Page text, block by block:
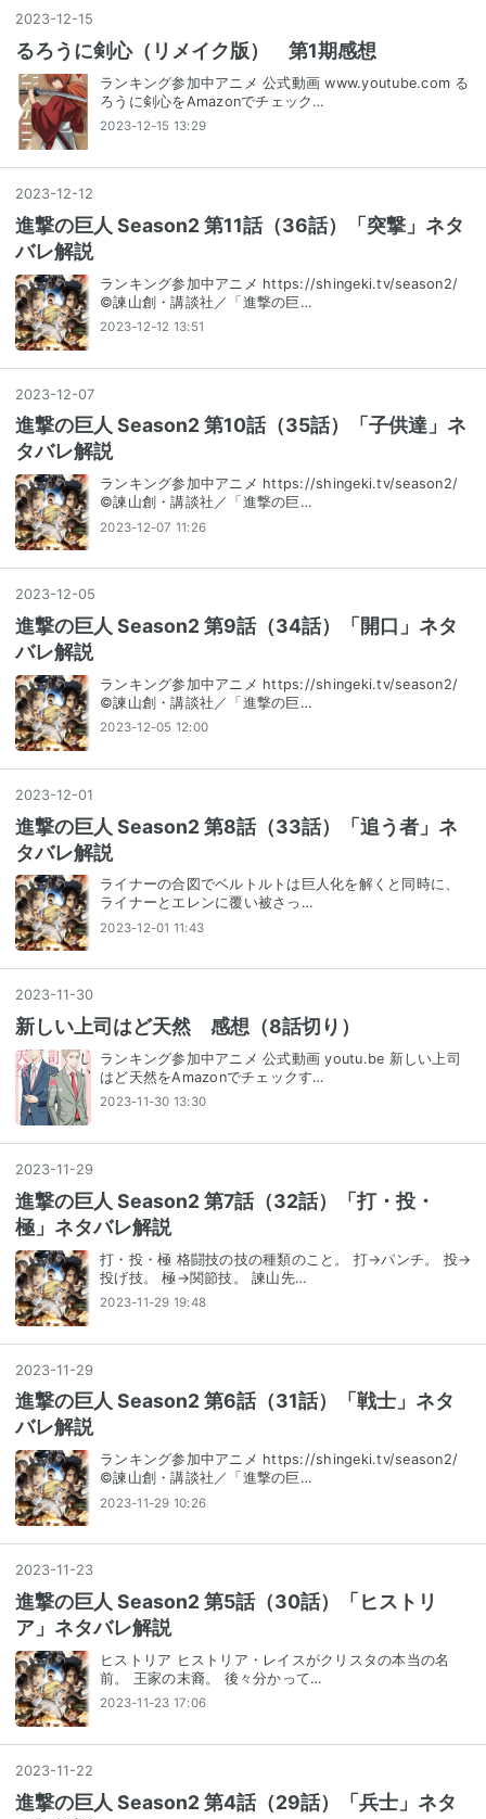
2023-12-15
るろうに剣心（リメイク版） 第1期感想
ランキング参加中アニメ 公式動画 www.youtube.com る
ろうに剣心をAmazonでチェック…
2023-12-15 13:29
2023-12-12
進撃の巨人 Season2 第11話（36話）「突撃」ネタ
バレ解説
ランキング参加中アニメ https://shingeki.tv/season2/
©諫山創・講談社／「進撃の巨…
2023-12-12 13:51
2023-12-07
進撃の巨人 Season2 第10話（35話）「子供達」ネ
タバレ解説
ランキング参加中アニメ https://shingeki.tv/season2/
©諫山創・講談社／「進撃の巨…
2023-12-07 11:26
2023-12-05
進撃の巨人 Season2 第9話（34話）「開口」ネタ
バレ解説
ランキング参加中アニメ https://shingeki.tv/season2/
©諫山創・講談社／「進撃の巨…
2023-12-05 12:00
2023-12-01
進撃の巨人 Season2 第8話（33話）「追う者」ネ
タバレ解説
ライナーの合図でベルトルトは巨人化を解くと同時に、
ライナーとエレンに覆い被さっ…
2023-12-01 11:43
2023-11 -30
新しい上司はど天然 感想（8話切り）
ランキング参加中アニメ 公式動画 youtu.be 新しい上司
はど天然をAmazonでチェックす…
2023-11-30 13:30
2023-11 -29
進撃の巨人 Season2 第7話（32話）「打・投・
極」ネタバレ解説
打・投・極 格闘技の技の種類のこと。 打→パンチ。 投→
投げ技。 極→関節技。 諫山先…
2023-11-29 19:48
2023-11-29
進撃の巨人 Season2 第6話（31話）「戦士」ネタ
バレ解説
ランキング参加中アニメ https://shingeki.tv/season2/
©諫山創・講談社／「進撃の巨…
2023-11-29 10:26
2023-11 -23
進撃の巨人 Season2 第5話（30話）「ヒストリ
ア」ネタバレ解説
ヒストリア ヒストリア・レイスがクリスタの本当の名
前。 王家の末裔。 後々分かって…
2023-11-23 17:06
2023-11 -22
進撃の巨人 Season2 第4話（29話）「兵士」ネタ